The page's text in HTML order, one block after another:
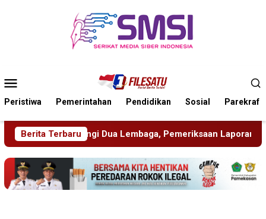
Mobile
Peristiwa Pemerintahan Pendidikan Sosial Parekraf
Berita Terbaru
Pemeriksaan Laporan Masih Berproses Blitaria